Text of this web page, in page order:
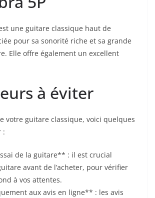
une guitare classique haut de
pour sa sonorité riche et sa grande
Elle offre également un excellent
à éviter
votre guitare classique, voici quelques
:
de la⁤ guitare** : il est crucial
avant de l’acheter, pour ⁢vérifier​
à vos attentes.
⁢aux avis en ⁤ligne** ‌: ​les avis